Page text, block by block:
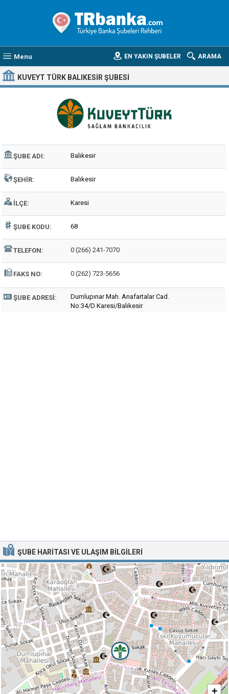
Menu ARAMA
EN YAKIN ŞUBELER
KUVEYT TÜRK BALIKESIR ŞUBESI
ŞUBE ADI: Balıkesir
ŞEHIR: Balıkesir
İLÇE: Karesi
ŞUBE KODU: 68
TELEFON: 0 (266) 241-7070
FAKS NO: 0 (262) 723-5656
ŞUBE ADRESI:
Dumlupınar Mah. Anafartalar Cad.
No:34/D Karesi/Balıkesir
ŞUBE HARITASI VE ULAŞIM BILGILERI
+